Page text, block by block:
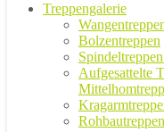
Treppengalerie
Bolzentreppen
Aufgesattelte
Rohbautreppen